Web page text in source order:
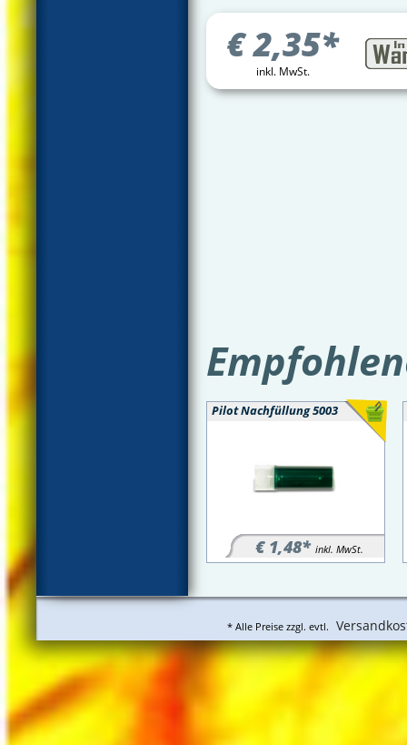
€2,35*
inkl. MwSt.
Pilot Nachfüllung 5003
€ 1,48* inkl. MwSt.
* Alle Preise zzgl. evtl.